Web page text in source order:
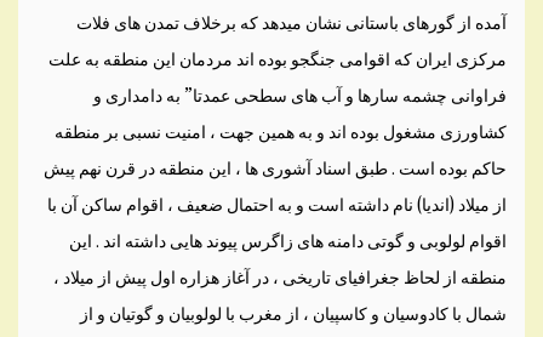
آمده از گورهای باستانی نشان ميدهد که برخلاف تمدن های فلات
مرکزی ايران که اقوامی جنگجو بوده اند مردمان اين منطقه به علت
فراوانی چشمه سارها و آب های سطحی عمدتا” به دامداری و
کشاورزی مشغول بوده اند و به همين جهت ، امنيت نسبی بر منطقه
حاکم بوده است . طبق اسناد آشوری ها ، اين منطقه در قرن نهم پيش
از ميلاد (انديا) نام داشته است و به احتمال ضعيف ، اقوام ساکن آن با
اقوام لولوبی و گوتی دامنه های زاگرس پيوند هايی داشته اند . اين
منطقه از لحاظ جغرافيای تاريخی ، در آغاز هزاره اول پيش از ميلاد ،
شمال با کادوسيان و کاسپيان ، از مغرب با لولوبيان و گوتيان و از